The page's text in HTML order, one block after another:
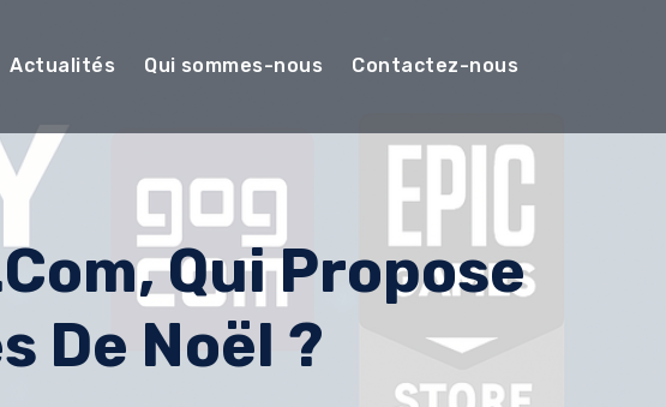
Actualités Qui sommes-nous Contactez-nous
Qui Propose
De Noël ?